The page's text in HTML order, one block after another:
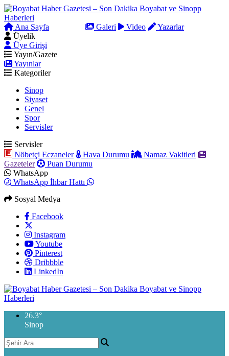
Ana Sayfa Galeri Video
Yazarlar
Üyelik
Üye Girişi
Yayın/Gazete
Yayınlar
Kategoriler
Sinop
Siyaset
Genel
Spor
Servisler
Servisler
Nöbetçi Eczaneler
Hava Durumu
Namaz Vakitleri
Gazeteler
Puan Durumu
WhatsApp
WhatsApp İhbar Hattı
Sosyal Medya
Facebook
Instagram
Youtube
Pinterest
Dribbble
LinkedIn
26.3°
Sinop